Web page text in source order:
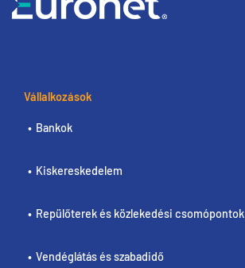
Vállalkozások
Bankok
Kiskereskedelem
Repülőterek és közlekedési csomópontok
Vendéglátás és szabadidő